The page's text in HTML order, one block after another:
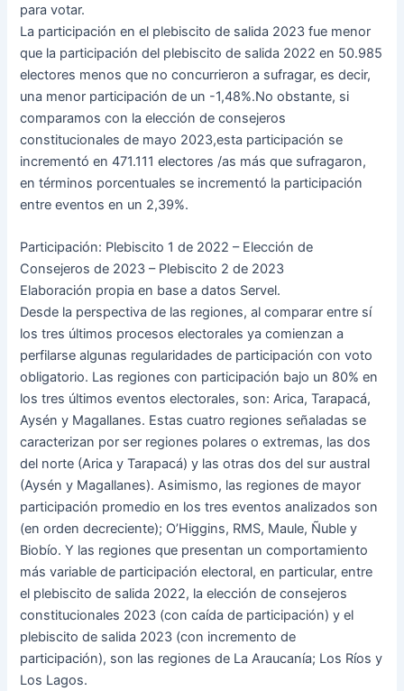
para votar.
La participación en el plebiscito de salida 2023 fue menor
que la participación del plebiscito de salida 2022 en 50.985
electores menos que no concurrieron a sufragar, es decir,
una menor participación de un -1,48%.No obstante, si
comparamos con la elección de consejeros
constitucionales de mayo 2023,esta participación se
incrementó en 471.111 electores /as más que sufragaron,
en términos porcentuales se incrementó la participación
entre eventos en un 2,39%.
Participación: Plebiscito 1 de 2022 – Elección de
Consejeros de 2023 – Plebiscito 2 de 2023
Elaboración propia en base a datos Servel.
Desde la perspectiva de las regiones, al comparar entre sí
los tres últimos procesos electorales ya comienzan a
perfilarse algunas regularidades de participación con voto
obligatorio. Las regiones con participación bajo un 80% en
los tres últimos eventos electorales, son: Arica, Tarapacá,
Aysén y Magallanes. Estas cuatro regiones señaladas se
caracterizan por ser regiones polares o extremas, las dos
del norte (Arica y Tarapacá) y las otras dos del sur austral
(Aysén y Magallanes). Asimismo, las regiones de mayor
participación promedio en los tres eventos analizados son
(en orden decreciente); O’Higgins, RMS, Maule, Ñuble y
Biobío. Y las regiones que presentan un comportamiento
más variable de participación electoral, en particular, entre
el plebiscito de salida 2022, la elección de consejeros
constitucionales 2023 (con caída de participación) y el
plebiscito de salida 2023 (con incremento de
participación), son las regiones de La Araucanía; Los Ríos y
Los Lagos.